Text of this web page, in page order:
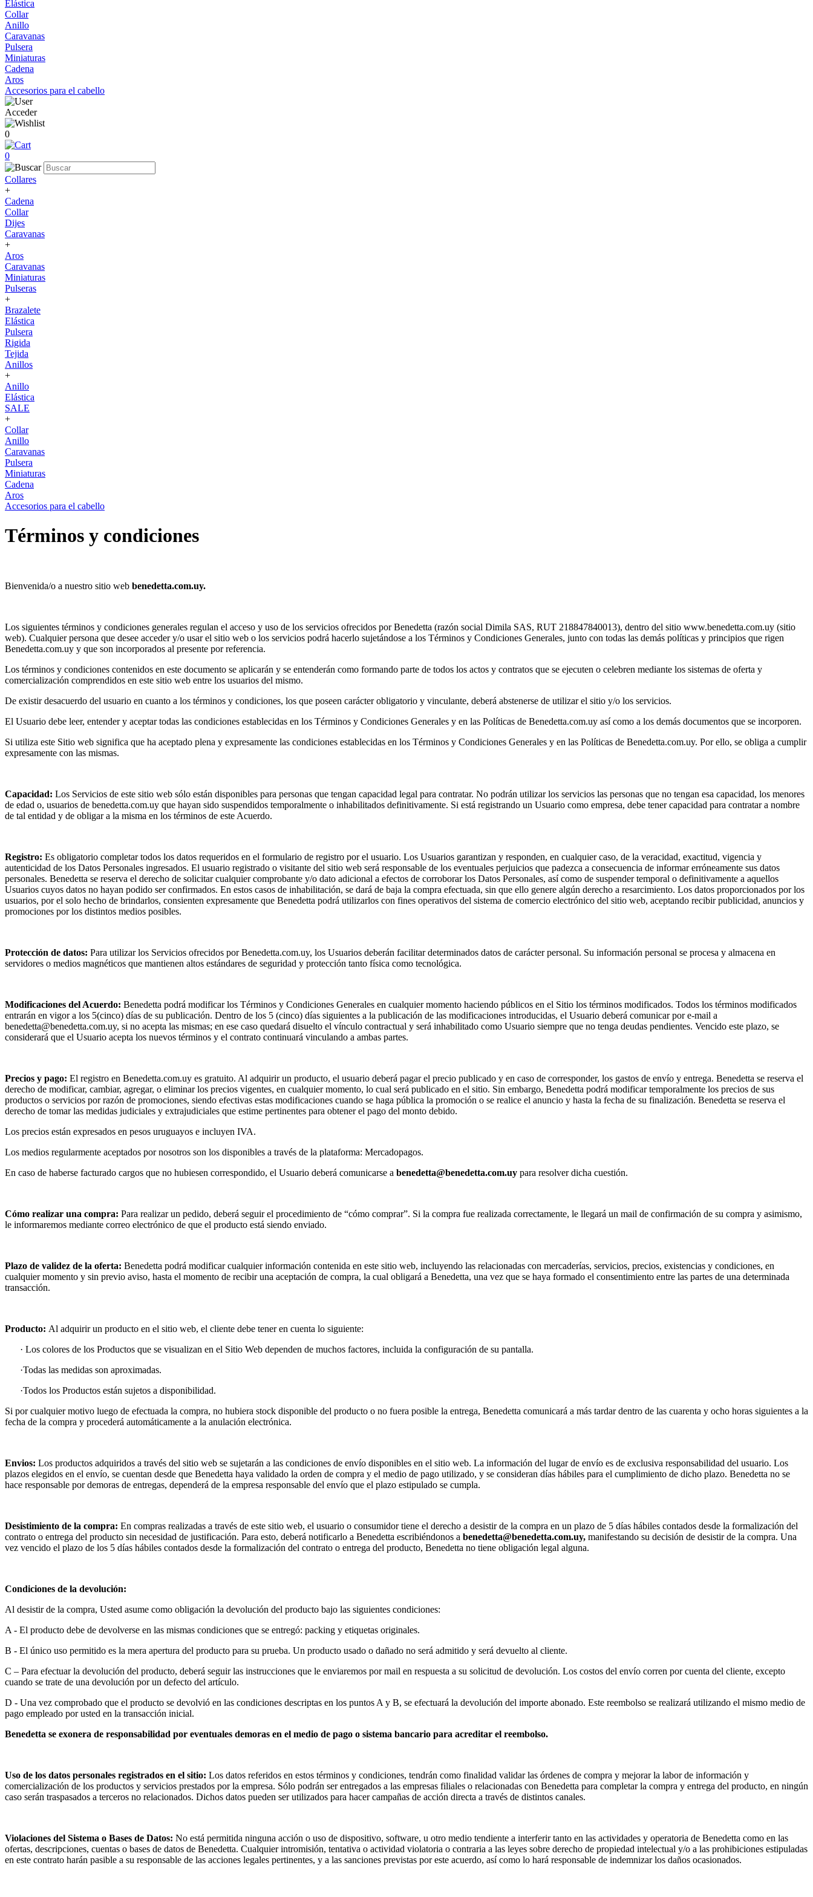
Elástica
Collar
Anillo
Caravanas
Pulsera
Miniaturas
Cadena
Aros
Accesorios para el cabello
Acceder
0
0
Collares
+
Cadena
Collar
Dijes
Caravanas
+
Aros
Caravanas
Miniaturas
Pulseras
+
Brazalete
Elástica
Pulsera
Rigida
Tejida
Anillos
+
Anillo
Elástica
SALE
+
Collar
Anillo
Caravanas
Pulsera
Miniaturas
Cadena
Aros
Accesorios para el cabello
Términos y condiciones
Bienvenida/o a nuestro sitio web benedetta.com.uy.
Los siguientes términos y condiciones generales regulan el acceso y uso de los servicios ofrecidos por Benedetta (razón social Dimila SAS, RUT 218847840013), dentro del sitio www.benedetta.com.uy (sitio
web). Cualquier persona que desee acceder y/o usar el sitio web o los servicios podrá hacerlo sujetándose a los Términos y Condiciones Generales, junto con todas las demás políticas y principios que rigen
Benedetta.com.uy y que son incorporados al presente por referencia.
Los términos y condiciones contenidos en este documento se aplicarán y se entenderán como formando parte de todos los actos y contratos que se ejecuten o celebren mediante los sistemas de oferta y
comercialización comprendidos en este sitio web entre los usuarios del mismo.
De existir desacuerdo del usuario en cuanto a los términos y condiciones, los que poseen carácter obligatorio y vinculante, deberá abstenerse de utilizar el sitio y/o los servicios.
El Usuario debe leer, entender y aceptar todas las condiciones establecidas en los Términos y Condiciones Generales y en las Políticas de Benedetta.com.uy así como a los demás documentos que se incorporen.
Si utiliza este Sitio web significa que ha aceptado plena y expresamente las condiciones establecidas en los Términos y Condiciones Generales y en las Políticas de Benedetta.com.uy. Por ello, se obliga a cumplir
expresamente con las mismas.
Capacidad: Los Servicios de este sitio web sólo están disponibles para personas que tengan capacidad legal para contratar. No podrán utilizar los servicios las personas que no tengan esa capacidad, los menores
de edad o, usuarios de benedetta.com.uy que hayan sido suspendidos temporalmente o inhabilitados definitivamente. Si está registrando un Usuario como empresa, debe tener capacidad para contratar a nombre
de tal entidad y de obligar a la misma en los términos de este Acuerdo.
Registro: Es obligatorio completar todos los datos requeridos en el formulario de registro por el usuario. Los Usuarios garantizan y responden, en cualquier caso, de la veracidad, exactitud, vigencia y
autenticidad de los Datos Personales ingresados. El usuario registrado o visitante del sitio web será responsable de los eventuales perjuicios que padezca a consecuencia de informar erróneamente sus datos
personales. Benedetta se reserva el derecho de solicitar cualquier comprobante y/o dato adicional a efectos de corroborar los Datos Personales, así como de suspender temporal o definitivamente a aquellos
Usuarios cuyos datos no hayan podido ser confirmados. En estos casos de inhabilitación, se dará de baja la compra efectuada, sin que ello genere algún derecho a resarcimiento. Los datos proporcionados por los
usuarios, por el solo hecho de brindarlos, consienten expresamente que Benedetta podrá utilizarlos con fines operativos del sistema de comercio electrónico del sitio web, aceptando recibir publicidad, anuncios y
promociones por los distintos medios posibles.
Protección de datos: Para utilizar los Servicios ofrecidos por Benedetta.com.uy, los Usuarios deberán facilitar determinados datos de carácter personal. Su información personal se procesa y almacena en
servidores o medios magnéticos que mantienen altos estándares de seguridad y protección tanto física como tecnológica.
Modificaciones del Acuerdo: Benedetta podrá modificar los Términos y Condiciones Generales en cualquier momento haciendo públicos en el Sitio los términos modificados. Todos los términos modificados
entrarán en vigor a los 5(cinco) días de su publicación. Dentro de los 5 (cinco) días siguientes a la publicación de las modificaciones introducidas, el Usuario deberá comunicar por e-mail a
benedetta@benedetta.com.uy, si no acepta las mismas; en ese caso quedará disuelto el vínculo contractual y será inhabilitado como Usuario siempre que no tenga deudas pendientes. Vencido este plazo, se
considerará que el Usuario acepta los nuevos términos y el contrato continuará vinculando a ambas partes.
Precios y pago: El registro en Benedetta.com.uy es gratuito. Al adquirir un producto, el usuario deberá pagar el precio publicado y en caso de corresponder, los gastos de envío y entrega. Benedetta se reserva el
derecho de modificar, cambiar, agregar, o eliminar los precios vigentes, en cualquier momento, lo cual será publicado en el sitio. Sin embargo, Benedetta podrá modificar temporalmente los precios de sus
productos o servicios por razón de promociones, siendo efectivas estas modificaciones cuando se haga pública la promoción o se realice el anuncio y hasta la fecha de su finalización. Benedetta se reserva el
derecho de tomar las medidas judiciales y extrajudiciales que estime pertinentes para obtener el pago del monto debido.
Los precios están expresados en pesos uruguayos e incluyen IVA.
Los medios regularmente aceptados por nosotros son los disponibles a través de la plataforma: Mercadopagos.
En caso de haberse facturado cargos que no hubiesen correspondido, el Usuario deberá comunicarse a benedetta@benedetta.com.uy para resolver dicha cuestión.
Cómo realizar una compra: Para realizar un pedido, deberá seguir el procedimiento de “cómo comprar”. Si la compra fue realizada correctamente, le llegará un mail de confirmación de su compra y asimismo,
le informaremos mediante correo electrónico de que el producto está siendo enviado.
Plazo de validez de la oferta: Benedetta podrá modificar cualquier información contenida en este sitio web, incluyendo las relacionadas con mercaderías, servicios, precios, existencias y condiciones, en
cualquier momento y sin previo aviso, hasta el momento de recibir una aceptación de compra, la cual obligará a Benedetta, una vez que se haya formado el consentimiento entre las partes de una determinada
transacción.
Producto: Al adquirir un producto en el sitio web, el cliente debe tener en cuenta lo siguiente:
· Los colores de los Productos que se visualizan en el Sitio Web dependen de muchos factores, incluida la configuración de su pantalla.
·Todas las medidas son aproximadas.
·Todos los Productos están sujetos a disponibilidad.
Si por cualquier motivo luego de efectuada la compra, no hubiera stock disponible del producto o no fuera posible la entrega, Benedetta comunicará a más tardar dentro de las cuarenta y ocho horas siguientes a la
fecha de la compra y procederá automáticamente a la anulación electrónica.
Envios: Los productos adquiridos a través del sitio web se sujetarán a las condiciones de envío disponibles en el sitio web. La información del lugar de envío es de exclusiva responsabilidad del usuario. Los
plazos elegidos en el envío, se cuentan desde que Benedetta haya validado la orden de compra y el medio de pago utilizado, y se consideran días hábiles para el cumplimiento de dicho plazo. Benedetta no se
hace responsable por demoras de entregas, dependerá de la empresa responsable del envío que el plazo estipulado se cumpla.
Desistimiento de la compra: En compras realizadas a través de este sitio web, el usuario o consumidor tiene el derecho a desistir de la compra en un plazo de 5 días hábiles contados desde la formalización del
contrato o entrega del producto sin necesidad de justificación. Para esto, deberá notificarlo a Benedetta escribiéndonos a benedetta@benedetta.com.uy, manifestando su decisión de desistir de la compra. Una
vez vencido el plazo de los 5 días hábiles contados desde la formalización del contrato o entrega del producto, Benedetta no tiene obligación legal alguna.
Condiciones de la devolución:
Al desistir de la compra, Usted asume como obligación la devolución del producto bajo las siguientes condiciones:
A - El producto debe de devolverse en las mismas condiciones que se entregó: packing y etiquetas originales.
B - El único uso permitido es la mera apertura del producto para su prueba. Un producto usado o dañado no será admitido y será devuelto al cliente.
C – Para efectuar la devolución del producto, deberá seguir las instrucciones que le enviaremos por mail en respuesta a su solicitud de devolución. Los costos del envío corren por cuenta del cliente, excepto
cuando se trate de una devolución por un defecto del artículo.
D - Una vez comprobado que el producto se devolvió en las condiciones descriptas en los puntos A y B, se efectuará la devolución del importe abonado. Este reembolso se realizará utilizando el mismo medio de
pago empleado por usted en la transacción inicial.
Benedetta se exonera de responsabilidad por eventuales demoras en el medio de pago o sistema bancario para acreditar el reembolso.
Uso de los datos personales registrados en el sitio: Los datos referidos en estos términos y condiciones, tendrán como finalidad validar las órdenes de compra y mejorar la labor de información y
comercialización de los productos y servicios prestados por la empresa. Sólo podrán ser entregados a las empresas filiales o relacionadas con Benedetta para completar la compra y entrega del producto, en ningún
caso serán traspasados a terceros no relacionados. Dichos datos pueden ser utilizados para hacer campañas de acción directa a través de distintos canales.
Violaciones del Sistema o Bases de Datos: No está permitida ninguna acción o uso de dispositivo, software, u otro medio tendiente a interferir tanto en las actividades y operatoria de Benedetta como en las
ofertas, descripciones, cuentas o bases de datos de Benedetta. Cualquier intromisión, tentativa o actividad violatoria o contraria a las leyes sobre derecho de propiedad intelectual y/o a las prohibiciones estipuladas
en este contrato harán pasible a su responsable de las acciones legales pertinentes, y a las sanciones previstas por este acuerdo, así como lo hará responsable de indemnizar los daños ocasionados.